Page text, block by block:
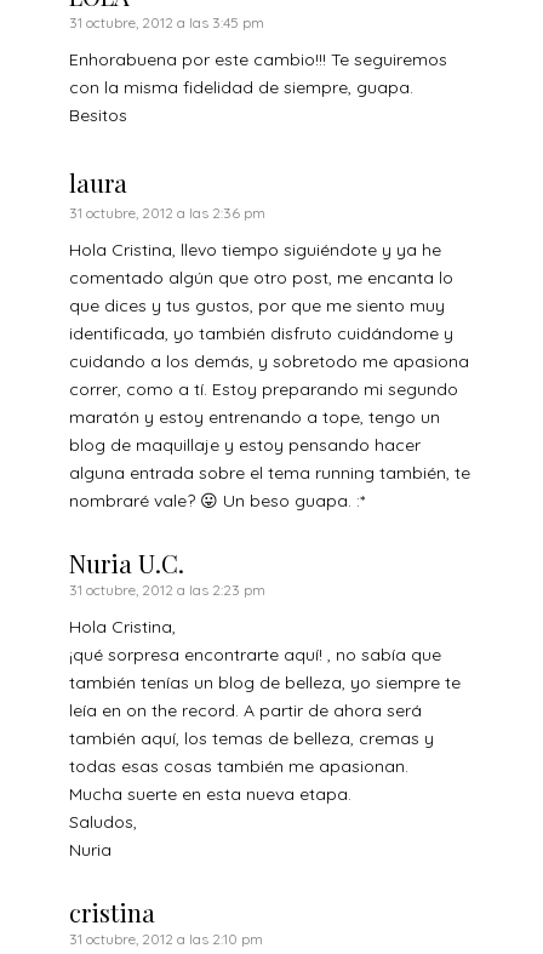
31 octubre, 2012 a las 3:45 pm
Enhorabuena por este cambio!!! Te seguiremos
con la misma fidelidad de siempre, guapa.
Besitos
laura
31 octubre, 2012 a las 2:36 pm
Hola Cristina, llevo tiempo siguiéndote y ya he
comentado algún que otro post, me encanta lo
que dices y tus gustos, por que me siento muy
identificada, yo también disfruto cuidándome y
cuidando a los demás, y sobretodo me apasiona
correr, como a tí. Estoy preparando mi segundo
maratón y estoy entrenando a tope, tengo un
blog de maquillaje y estoy pensando hacer
alguna entrada sobre el tema running también, te
nombraré vale? 😛 Un beso guapa. :*
Nuria U.C.
31 octubre, 2012 a las 2:23 pm
Hola Cristina,
¡qué sorpresa encontrarte aquí! , no sabía que
también tenías un blog de belleza, yo siempre te
leía en on the record. A partir de ahora será
también aquí, los temas de belleza, cremas y
todas esas cosas también me apasionan.
Mucha suerte en esta nueva etapa.
Saludos,
Nuria
cristina
31 octubre, 2012 a las 2:10 pm